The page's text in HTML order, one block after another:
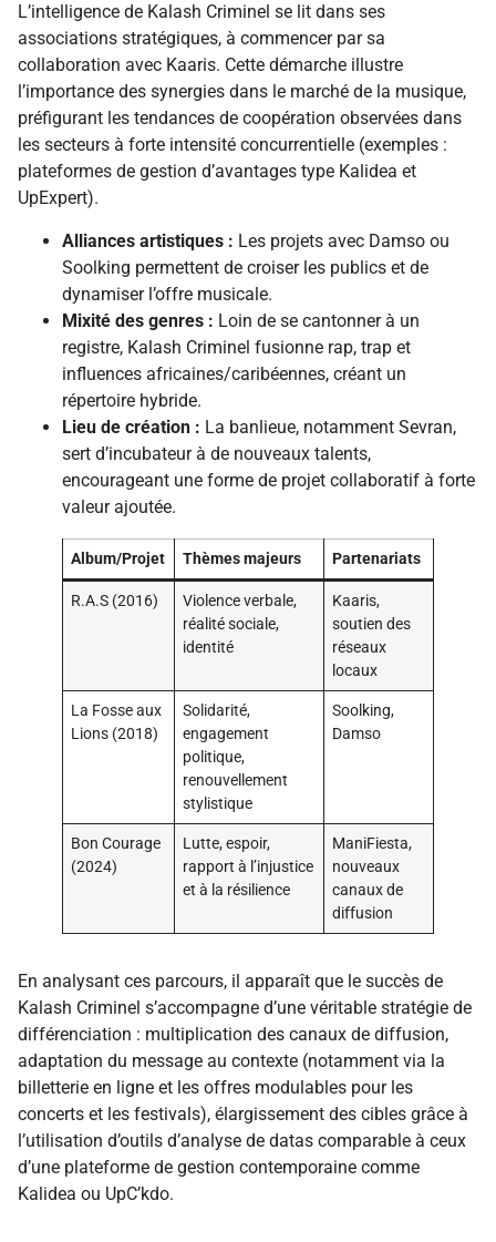
L’intelligence de Kalash Criminel se lit dans ses
associations stratégiques, à commencer par sa
collaboration avec Kaaris. Cette démarche illustre
l’importance des synergies dans le marché de la musique,
préfigurant les tendances de coopération observées dans
les secteurs à forte intensité concurrentielle (exemples :
plateformes de gestion d’avantages type Kalidea et
UpExpert).
Alliances artistiques : Les projets avec Damso ou
Soolking permettent de croiser les publics et de
dynamiser l’offre musicale.
Mixité des genres : Loin de se cantonner à un
registre, Kalash Criminel fusionne rap, trap et
influences africaines/caribéennes, créant un
répertoire hybride.
Lieu de création : La banlieue, notamment Sevran,
sert d’incubateur à de nouveaux talents,
encourageant une forme de projet collaboratif à forte
valeur ajoutée.
Album/Projet Thèmes majeurs Partenariats
R.A.S (2016)
Violence verbale,
réalité sociale,
identité
Kaaris,
soutien des
réseaux
locaux
La Fosse aux
Lions (2018)
Solidarité,
engagement
politique,
renouvellement
stylistique
Soolking,
Damso
Bon Courage
(2024)
Lutte, espoir,
rapport à l’injustice
et à la résilience
ManiFiesta,
nouveaux
canaux de
diffusion
En analysant ces parcours, il apparaît que le succès de
Kalash Criminel s’accompagne d’une véritable stratégie de
différenciation : multiplication des canaux de diffusion,
adaptation du message au contexte (notamment via la
billetterie en ligne et les offres modulables pour les
concerts et les festivals), élargissement des cibles grâce à
l’utilisation d’outils d’analyse de datas comparable à ceux
d’une plateforme de gestion contemporaine comme
Kalidea ou UpC’kdo.